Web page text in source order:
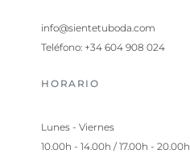
info@sientetuboda.com
Teléfono: +34 604 908 024
HORARIO
Lunes - Viernes
10.00h - 14.00h / 17.00h - 20.00h